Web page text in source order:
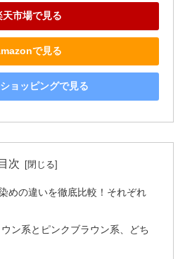
天市場で見る
で見る
ョッピングで見る
目次
めの違いを徹底比較！それぞれ
ン系とピンクブラウン系、どち